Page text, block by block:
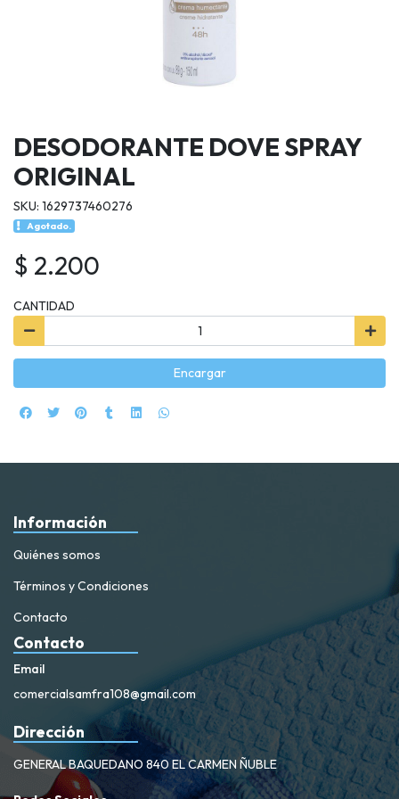
DESODORANTE DOVE SPRAY
ORIGINAL
SKU: 1629737460276
Agotado.
$ 2.200
CANTIDAD
Encargar
Información
Quiénes somos
Términos y Condiciones
Contacto
Contacto
Email
comercialsamfra108@gmail.com
Dirección
GENERAL BAQUEDANO 840 EL CARMEN ÑUBLE